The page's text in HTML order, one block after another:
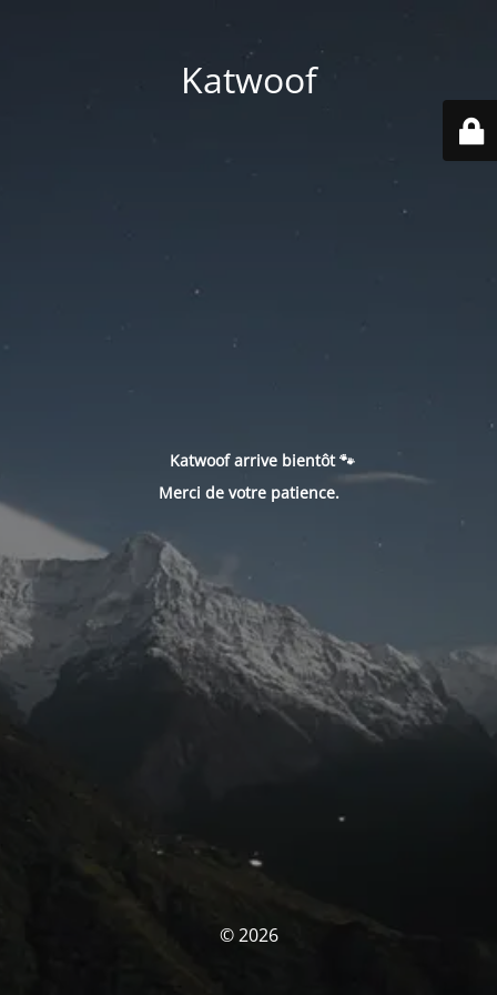
Katwoof
Katwoof arrive bientôt 🐾
Merci de votre patience.
© 2026